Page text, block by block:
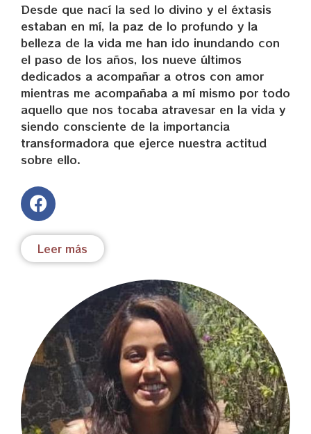
Desde que nací la sed lo divino y el éxtasis
estaban en mí, la paz de lo profundo y la
belleza de la vida me han ido inundando con
el paso de los años, los nueve últimos
dedicados a acompañar a otros con amor
mientras me acompañaba a mí mismo por todo
aquello que nos tocaba atravesar en la vida y
siendo consciente de la importancia
transformadora que ejerce nuestra actitud
sobre ello.
Leer más